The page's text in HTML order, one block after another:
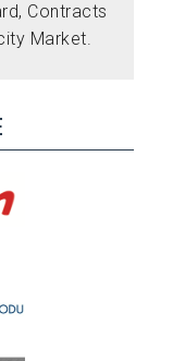
Contracts
Market.